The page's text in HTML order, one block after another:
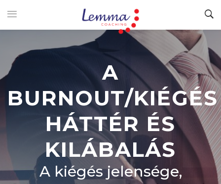
A
BURNOUT/KIÉGÉS
HÁTTÉR ÉS
KILÁBALÁS
A kiégés jelensége,